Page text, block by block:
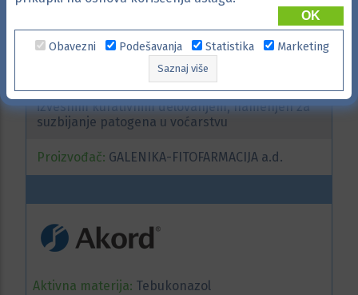
Dodin
Lokalsistemični fungicid sa protektivnim i
izvesnim kurativnim delovanjem, namenjen za
suzbijanje patogena u voćarstvu
Proizvođač: GALENIKA-FITOFARMACIJA a.d.
Aktivna materija: Tebukonazol
OK
Obavezni Podešavanja Statistika Marketing
Saznaj više